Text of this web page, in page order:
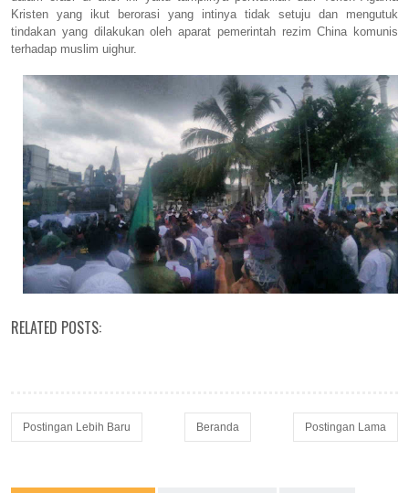
Kristen yang ikut berorasi yang intinya tidak setuju dan mengutuk
tindakan yang dilakukan oleh aparat pemerintah rezim China komunis
terhadap muslim uighur.
RELATED POSTS:
Postingan Lebih Baru Postingan Lama
Beranda